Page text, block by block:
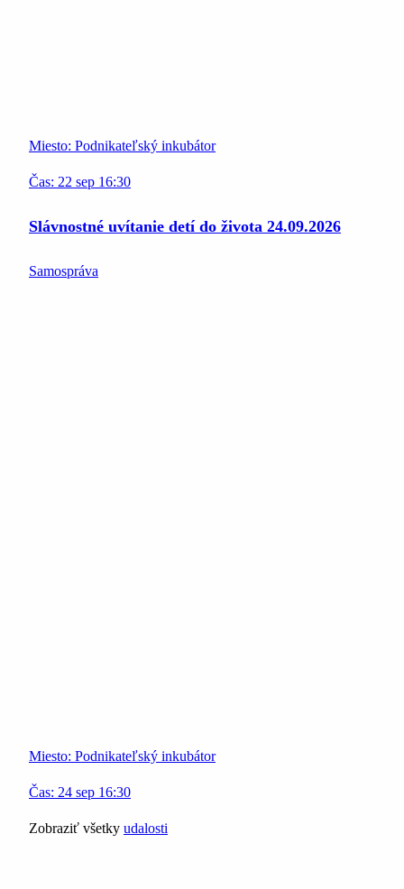
Miesto: Podnikateľský inkubátor
Čas: 22 sep 16:30
Slávnostné uvítanie detí do života 24.09.2026
Samospráva
Miesto: Podnikateľský inkubátor
Čas: 24 sep 16:30
Zobraziť všetky udalosti